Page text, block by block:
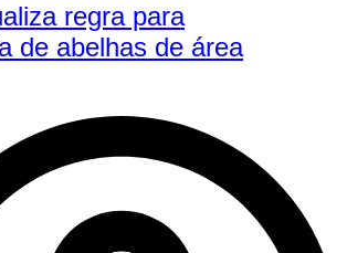
regra para
de abelhas de área